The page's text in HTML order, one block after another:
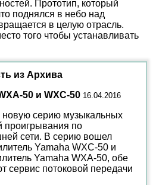
Прототип, который
поднялся в небо над
в целую отрасль.
того чтобы устанавливать
из Архива
50 и WXC-50 16.04.2016
новую серию музыкальных
проигрывания по
сети. В серию вошел
Yamaha WXC-50 и
Yamaha WXA-50, обе
сервис потоковой передачи